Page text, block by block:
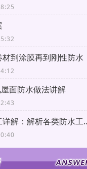
到涂膜再到刚性防水
面防水做法讲解
屋面和地下防